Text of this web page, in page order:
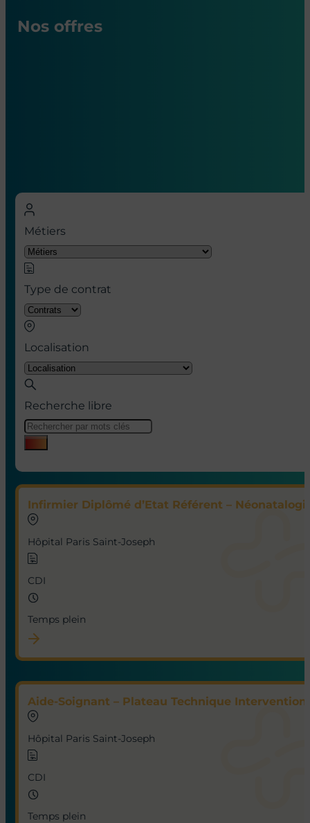
Nos offres
Métiers
Type de contrat
Localisation
Recherche libre
Infirmier Diplômé d’Etat Référent –
Hôpital Paris Saint-Joseph
CDI
Temps plein
Aide-Soignant – Plateau Technique
Hôpital Paris Saint-Joseph
CDI
Temps plein